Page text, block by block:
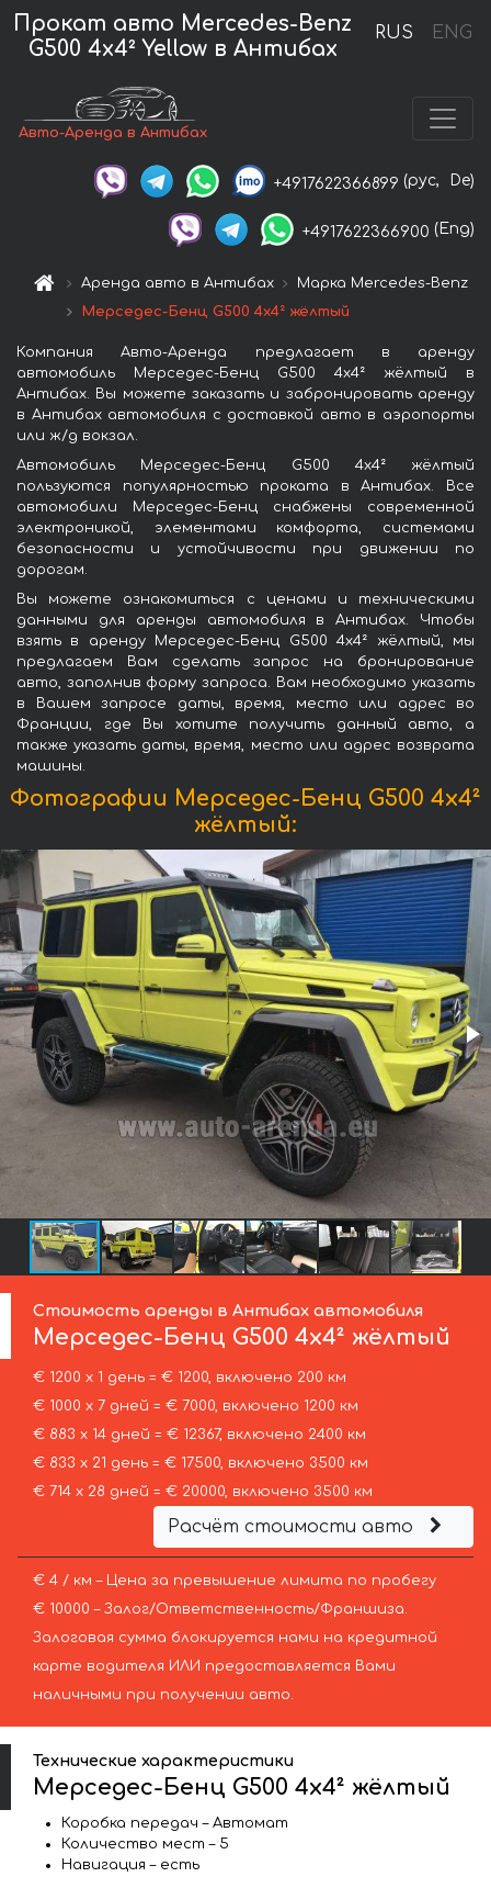
RUS ENG
Прокат авто Mercedes-Benz
G500 4x4² Yellow в Антибах
Авто-Аренда в Антибах
+4917622366899 (рус, De)
+4917622366900 (Eng)
Аренда авто в Антибах
Марка Mercedes-Benz
Мерседес-Бенц G500 4x4² жёлтый
Компания Авто-Аренда предлагает в аренду
автомобиль Мерседес-Бенц G500 4x4² жёлтый в
Антибах. Вы можете заказать и забронировать аренду
в Антибах автомобиля с доставкой авто в аэропорты
или ж/д вокзал.
Автомобиль Мерседес-Бенц G500 4x4² жёлтый
пользуются популярностью проката в Антибах. Все
автомобили Мерседес-Бенц снабжены современной
электроникой, элементами комфорта, системами
безопасности и устойчивости при движении по
дорогам.
Вы можете ознакомиться с ценами и техническими
данными для аренды автомобиля в Антибах. Чтобы
взять в аренду Мерседес-Бенц G500 4x4² жёлтый, мы
предлагаем Вам сделать запрос на бронирование
авто, заполнив форму запроса. Вам необходимо указать
в Вашем запросе даты, время, место или адрес во
Франции, где Вы хотите получить данный авто, а
также указать даты, время, место или адрес возврата
машины.
Фотографии Мерседес-Бенц G500 4x4²
жёлтый:
Стоимость аренды в Антибах автомобиля
Мерседес-Бенц G500 4x4² жёлтый
€ 1200 х 1 день = € 1200, включено 200 км
€ 1000 х 7 дней = € 7000, включено 1200 км
€ 883 х 14 дней = € 12367, включено 2400 км
€ 833 х 21 день = € 17500, включено 3500 км
€ 714 х 28 дней = € 20000, включено 3500 км
Расчёт стоимости авто
€ 4 / км – Цена за превышение лимита по пробегу
€ 10000 – Залог/Ответственность/Франшиза.
Залоговая сумма блокируется нами на кредитной
карте водителя ИЛИ предоставляется Вами
наличными при получении авто.
Технические характеристики
Мерседес-Бенц G500 4x4² жёлтый
Коробка передач – Автомат
Количество мест – 5
Навигация – есть